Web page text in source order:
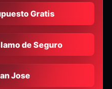
Gratis
de Seguro
Jose